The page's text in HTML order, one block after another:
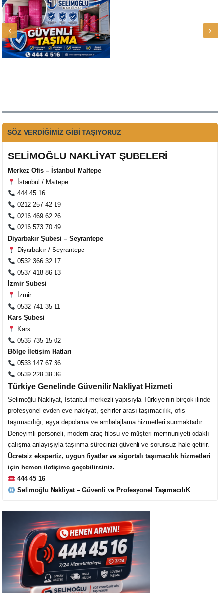
SÖZ VERDİĞİMİZ GİBİ TAŞIYORUZ
SELİMOĞLU NAKLİYAT ŞUBELERİ
Merkez Ofis – İstanbul Maltepe
İstanbul / Maltepe
444 45 16
0212 257 42 19
0216 469 62 26
0216 573 70 49
Diyarbakır Şubesi – Seyrantepe
Diyarbakır / Seyrantepe
0532 366 32 17
0537 418 86 13
İzmir Şubesi
İzmir
0532 741 35 11
Kars Şubesi
Kars
0536 735 15 02
Bölge İletişim Hatları
0533 147 67 36
0539 229 39 36
Türkiye Genelinde Güvenilir Nakliyat Hizmeti
Selimoğlu Nakliyat, İstanbul merkezli yapısıyla Türkiye’nin birçok ilinde
profesyonel evden eve nakliyat, şehirler arası taşımacılık, ofis
taşımacılığı, eşya depolama ve ambalajlama hizmetleri sunmaktadır.
Deneyimli personeli, modern araç filosu ve müşteri memnuniyeti odaklı
çalışma anlayışıyla taşınma sürecinizi güvenli ve sorunsuz hale getirir.
Ücretsiz ekspertiz, uygun fiyatlar ve sigortalı taşımacılık hizmetleri
için hemen iletişime geçebilirsiniz.
444 45 16
Selimoğlu Nakliyat – Güvenli ve Profesyonel TaşımacılıK